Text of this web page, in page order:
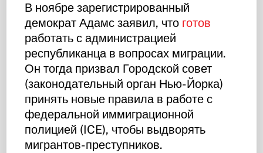
В ноябре зарегистрированный
демократ Адамс заявил, что готов
работать с администрацией
республиканца в вопросах миграции.
Он тогда призвал Городской совет
(законодательный орган Нью-Йорка)
принять новые правила в работе с
федеральной иммиграционной
полицией (ICE), чтобы выдворять
мигрантов-преступников.